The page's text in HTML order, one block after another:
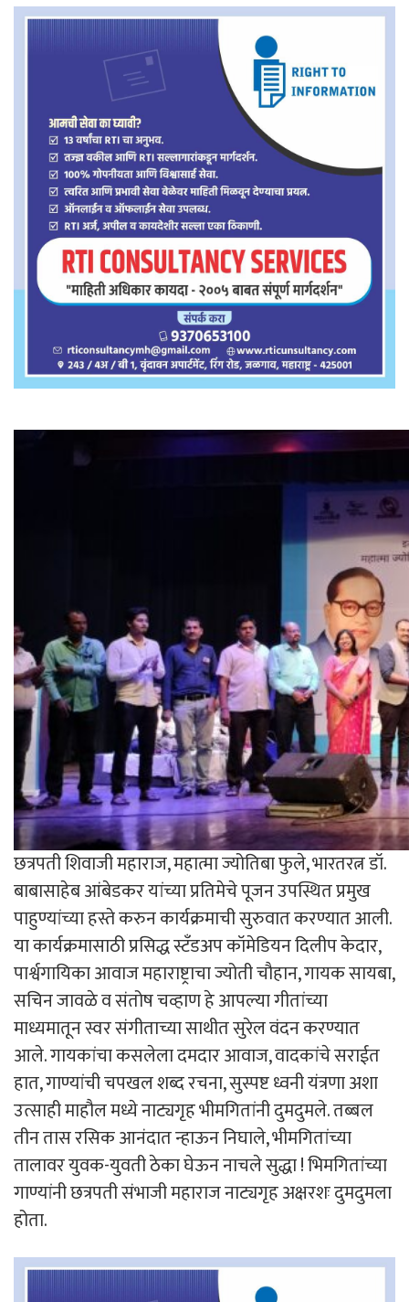
छत्रपती शिवाजी महाराज, महात्मा ज्योतिबा फुले, भारतरत्न डॉ.
बाबासाहेब आंबेडकर यांच्या प्रतिमेचे पूजन उपस्थित प्रमुख
पाहुण्यांच्या हस्ते करुन कार्यक्रमाची सुरुवात करण्यात आली.
या कार्यक्रमासाठी प्रसिद्ध स्टँडअप कॉमेडियन दिलीप केदार,
पार्श्वगायिका आवाज महाराष्ट्राचा ज्योती चौहान, गायक सायबा,
सचिन जावळे व संतोष चव्हाण हे आपल्या गीतांच्या
माध्यमातून स्वर संगीताच्या साथीत सुरेल वंदन करण्यात
आले. गायकांचा कसलेला दमदार आवाज, वादकांचे सराईत
हात, गाण्यांची चपखल शब्द रचना, सुस्पष्ट ध्वनी यंत्रणा अशा
उत्साही माहौल मध्ये नाट्यगृह भीमगितांनी दुमदुमले. तब्बल
तीन तास रसिक आनंदात न्हाऊन निघाले, भीमगितांच्या
तालावर युवक-युवती ठेका घेऊन नाचले सुद्धा ! भिमगितांच्या
गाण्यांनी छत्रपती संभाजी महाराज नाट्यगृह अक्षरशः दुमदुमला
होता.